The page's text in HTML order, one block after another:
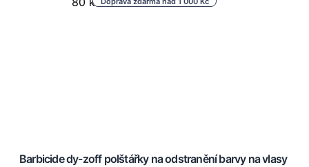
Barbicide dy-zoff polštářky na odstranění barvy na vlasy